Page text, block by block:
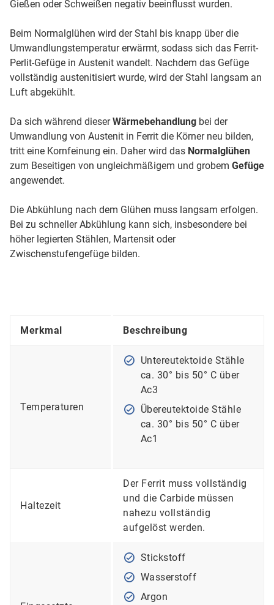
Gießen oder Schweißen negativ beeinflusst wurden.
Beim Normalglühen wird der Stahl bis knapp über die
Umwandlungstemperatur erwärmt, sodass sich das Ferrit-
Perlit-Gefüge in Austenit wandelt. Nachdem das Gefüge
vollständig austenitisiert wurde, wird der Stahl langsam an
Luft abgekühlt.
Da sich während dieserWärmebehandlung bei der
Umwandlung von Austenit in Ferrit die Körner neu bilden,
tritt eine Kornfeinung ein. Daher wird das Normalglühen
zum Beseitigen von ungleichmäßigem und grobem Gefüge
angewendet.
Die Abkühlung nach dem Glühen muss langsam erfolgen.
Bei zu schneller Abkühlung kann sich, insbesondere bei
höher legierten Stählen, Martensit oder
Zwischenstufengefüge bilden.
Merkmal Beschreibung
Temperaturen
Untereutektoide Stähle
ca. 30° bis 50° C über
Ac3
Übereutektoide Stähle
ca. 30° bis 50° C über
Ac1
Haltezeit
Der Ferrit muss vollständig
und die Carbide müssen
nahezu vollständig
aufgelöst werden.
Stickstoff
Wasserstoff
Argon